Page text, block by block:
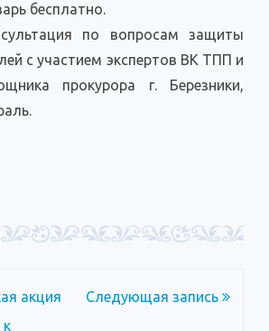
бесплатно.
по вопросам защиты
с участием экспертов ВК ТПП и
прокурора г. Березники,
акция
к
Следующая запись